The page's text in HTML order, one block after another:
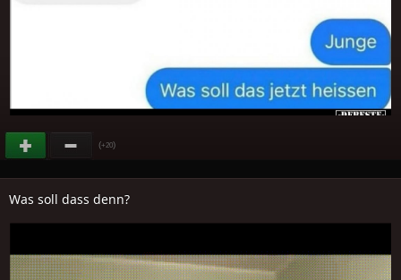
(+20)
Was soll dass denn?